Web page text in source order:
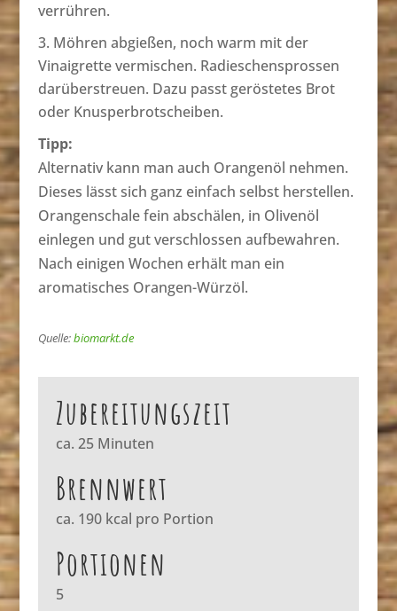
verrühren.
Möhren abgießen, noch warm mit der
Vinaigrette vermischen. Radieschensprossen
darüberstreuen. Dazu passt geröstetes Brot
oder Knusperbrotscheiben.
Tipp:
Alternativ kann man auch Orangenöl nehmen.
Dieses lässt sich ganz einfach selbst herstellen.
Orangenschale fein abschälen, in Olivenöl
einlegen und gut verschlossen aufbewahren.
Nach einigen Wochen erhält man ein
aromatisches Orangen-Würzöl.
Quelle:biomarkt.de
Zubereitungszeit
ca. 25 Minuten
Brennwert
ca. 190 kcal pro Portion
Portionen
5